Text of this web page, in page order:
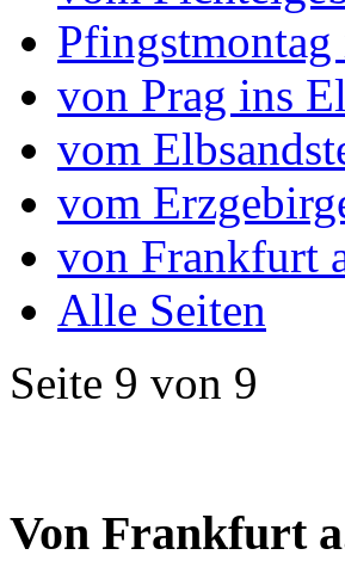
Pfingstmontag
von Prag ins
vom
vom
von Frankfurt
Alle Seiten
Seite 9 von 9
Von Frankfurt